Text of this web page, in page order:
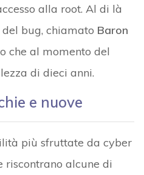
alla root. Al di là
bug, chiamato Baron
che al momento del
di dieci anni.
e nuove
più sfruttate da cyber
riscontrano alcune di